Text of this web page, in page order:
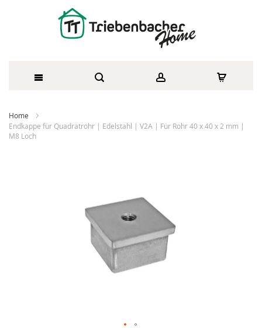
zum
Home
Endkappe für Quadratrohr | Edelstahl | V2A | Für Rohr 40 x 40 x 2 mm |
M8 Loch